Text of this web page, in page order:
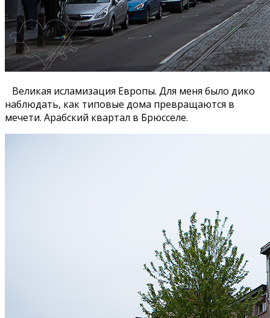
Великая исламизация Европы. Для меня было дико
наблюдать, как типовые дома превращаются в
мечети. Арабский квартал в Брюсселе.